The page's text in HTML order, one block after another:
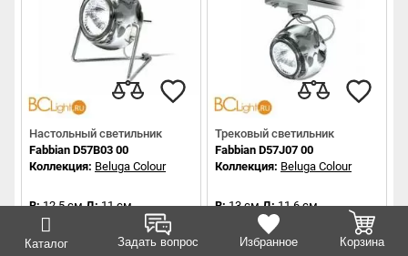
Каталог Задать вопрос Избранное Корзина
Настольный светильник
Fabbian D57B03 00
Коллекция: Beluga Colour
В:12.5 см Д:11 см
Цена: По запросу
Трековый светильник
Fabbian D57J07 00
Коллекция: Beluga Colour
В:13 см Д:11.6 см
GU10 x 1 max 75W
Цена: По запросу